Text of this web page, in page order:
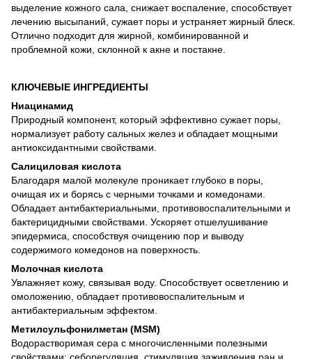
выделение кожного сала, снижает воспаление, способствует
лечению высыпаний, сужает поры и устраняет жирный блеск.
Отлично подходит для жирной, комбинированной и
проблемной кожи, склонной к акне и постакне.
КЛЮЧЕВЫЕ ИНГРЕДИЕНТЫ
Ниацинамид
Природный компонент, который эффективно сужает поры,
нормализует работу сальных желез и обладает мощными
антиоксидантными свойствами.
Салициловая кислота
Благодаря малой молекуле проникает глубоко в поры,
очищая их и борясь с черными точками и комедонами.
Обладает антибактериальными, противовоспалительными и
бактерицидными свойствами. Ускоряет отшелушивание
эпидермиса, способствуя очищению пор и выводу
содержимого комедонов на поверхность.
Молочная кислота
Увлажняет кожу, связывая воду. Способствует осветлению и
омоложению, обладает противовоспалительным и
антибактериальным эффектом.
Метилсульфонилметан (MSM)
Водорастворимая сера с многочисленными полезными
свойствами: себорегуляция, стимуляция заживления ран и